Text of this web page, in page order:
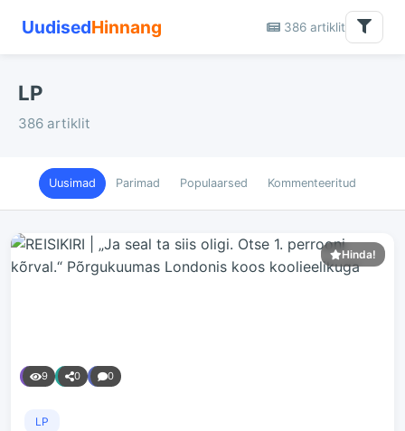
UudisedHinnang 386 artiklit
LP
386 artiklit
Uusimad Parimad Populaarsed Kommenteeritud
Hinda!
9 0 0
LP